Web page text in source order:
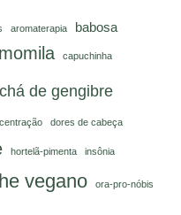
aromaterapia babosa
capuchinha
chá de gengibre
dores de cabeça
hortelã-pimenta insônia
vegano ora-pro-nóbis